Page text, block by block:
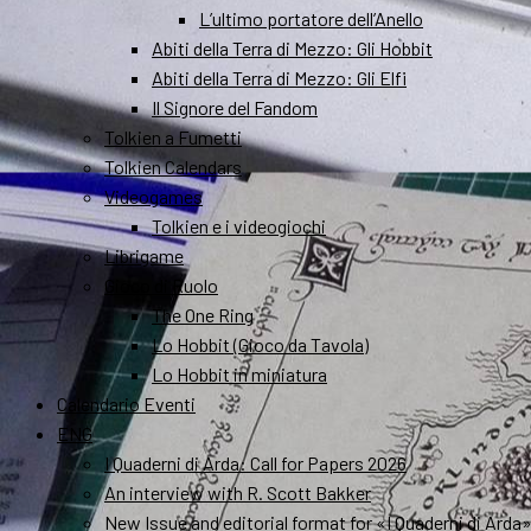
L’ultimo portatore dell’Anello
Abiti della Terra di Mezzo: Gli Hobbit
Abiti della Terra di Mezzo: Gli Elfi
Il Signore del Fandom
Tolkien a Fumetti
Tolkien Calendars
Videogames
Tolkien e i videogiochi
Librigame
Gioco di Ruolo
The One Ring
Lo Hobbit (Gioco da Tavola)
Lo Hobbit in miniatura
Calendario Eventi
ENG
I Quaderni di Arda: Call for Papers 2026
An interview with R. Scott Bakker
New Issue and editorial format for «I Quaderni di Arda»